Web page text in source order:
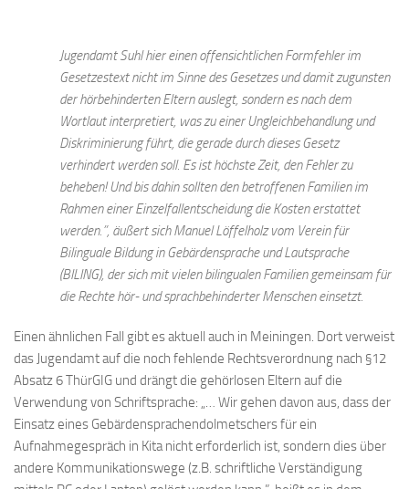
Jugendamt Suhl hier einen offensichtlichen Formfehler im
Gesetzestext nicht im Sinne des Gesetzes und damit zugunsten
der hörbehinderten Eltern auslegt, sondern es nach dem
Wortlaut interpretiert, was zu einer Ungleichbehandlung und
Diskriminierung führt, die gerade durch dieses Gesetz
verhindert werden soll. Es ist höchste Zeit, den Fehler zu
beheben! Und bis dahin sollten den betroffenen Familien im
Rahmen einer Einzelfallentscheidung die Kosten erstattet
werden.”, äußert sich Manuel Löffelholz vom Verein für
Bilinguale Bildung in Gebärdensprache und Lautsprache
(BILING), der sich mit vielen bilingualen Familien gemeinsam für
die Rechte hör- und sprachbehinderter Menschen einsetzt.
Einen ähnlichen Fall gibt es aktuell auch in Meiningen. Dort verweist
das Jugendamt auf die noch fehlende Rechtsverordnung nach §12
Absatz 6 ThürGIG und drängt die gehörlosen Eltern auf die
Verwendung von Schriftsprache: „… Wir gehen davon aus, dass der
Einsatz eines Gebärdensprachendolmetschers für ein
Aufnahmegespräch in Kita nicht erforderlich ist, sondern dies über
andere Kommunikationswege (z.B. schriftliche Verständigung